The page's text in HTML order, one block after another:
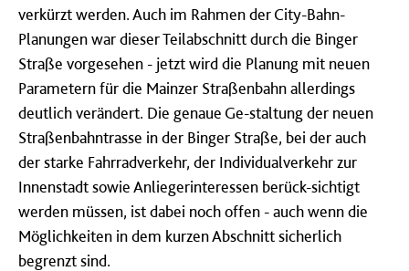
verkürzt werden. Auch im Rahmen der City-Bahn-
Planungen war dieser Teilabschnitt durch die Binger
Straße vorgesehen - jetzt wird die Planung mit neuen
Parametern für die Mainzer Straßenbahn allerdings
deutlich verändert. Die genaue Ge-staltung der neuen
Straßenbahntrasse in der Binger Straße, bei der auch
der starke Fahrradverkehr, der Individualverkehr zur
Innenstadt sowie Anliegerinteressen berück-sichtigt
werden müssen, ist dabei noch offen - auch wenn die
Möglichkeiten in dem kurzen Abschnitt sicherlich
begrenzt sind.